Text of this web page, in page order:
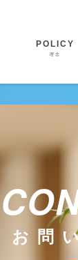
POLICY
理念
お問